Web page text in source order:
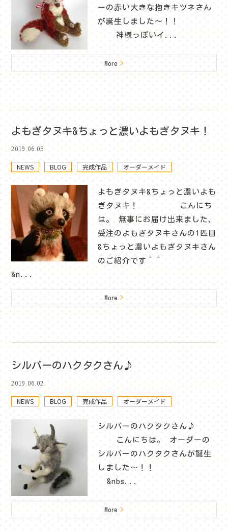
ーの赤い大きな抱きキツネさん
が誕生しました～！！
神様っぽいイ...
More>
よもぎタヌキ&ちょっと濃いよもぎタヌキ！
2019.06.05
NEWS BLOG 完成作品 オーダーメイド
よもぎタヌキ&ちょっと濃いよも
ぎタヌキ！ こんにち
は。 無事にお届け出来ました、
受注のよもぎタヌキさんの1匹目
&ちょっと濃いよもぎタヌキさん
のご紹介です＾＾
&n...
More>
シルバーのハクタクさん♪
2019.06.02
NEWS BLOG 完成作品 オーダーメイド
シルバーのハクタクさん♪
こんにちは。 オーダーの
シルバーのハクタクさんが誕生
しました～！！
&nbs...
More>